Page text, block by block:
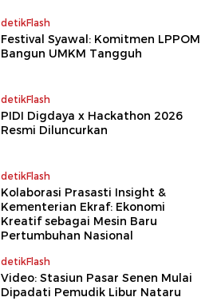
detikFlash
Festival Syawal: Komitmen LPPOM
Bangun UMKM Tangguh
detikFlash
PIDI Digdaya x Hackathon 2026
Resmi Diluncurkan
detikFlash
Kolaborasi Prasasti Insight &
Kementerian Ekraf: Ekonomi
Kreatif sebagai Mesin Baru
Pertumbuhan Nasional
detikFlash
Video: Stasiun Pasar Senen Mulai
Dipadati Pemudik Libur Nataru